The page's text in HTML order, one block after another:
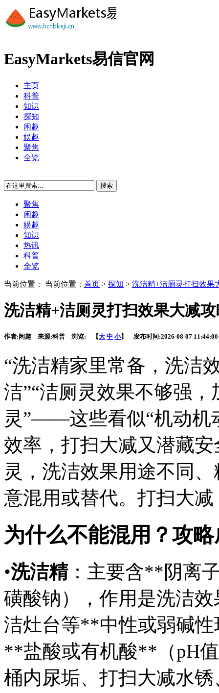
EasyMarkets易信官网
主页
科普
知识
探知
闲趣
娱趣
聚焦
全览
聚焦
闲趣
娱趣
知识
热讯
科普
全览
当前位置： 当前位置： 首页 > 探知 > 洗洁精+洁厕灵打扫效果
洗洁精+洁厕灵打扫效果大减
作者:闲趣 来源:科普 浏览: 【大 中 小】 发布时间:2026-08-07 11:44:00
“洗洁精家里常备，洗洁
洁”“洁厕灵效果不够强
灵”——这些看似“机动机
效率，打扫大减又潜藏
灵，洗洁效果用途不同
意混用或替代。打扫大减
为什么不能混用？攻
•洗洁精：主要含**阴离
磺酸钠），作用是洗洁
洁灶台等**中性或弱碱
**盐酸或有机酸**（pH
桶内尿垢、打扫大减水锈